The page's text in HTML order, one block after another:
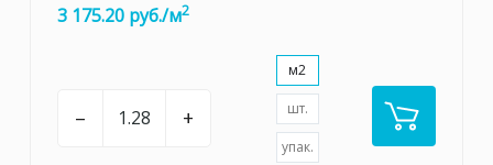
3 175.20 руб./м2
– +
м2
шт.
упак.